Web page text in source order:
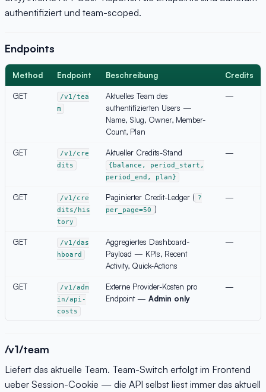
authentifiziert und team-scoped.
Endpoints
Method Endpoint Beschreibung Credits
GET
/v1/tea
m
Aktuelles Team des
authentifizierten Users —
Name, Slug, Owner, Member-
Count, Plan
—
GET
/v1/cre
dits
Aktueller Credits-Stand
{balance, period_start,
period_end, plan}
—
GET
/v1/cre
dits/his
tory
Paginierter Credit-Ledger ( ?
per_page=50 )
—
GET
/v1/das
hboard
Aggregiertes Dashboard-
Payload — KPIs, Recent
Activity, Quick-Actions
—
GET
/v1/adm
in/api-
costs
Externe Provider-Kosten pro
Endpoint — Admin only
—
/v1/team
Liefert das aktuelle Team. Team-Switch erfolgt im Frontend
ueber Session-Cookie — die API selbst liest immer das aktuell